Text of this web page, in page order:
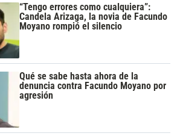
“Tengo errores como cualquiera”:
Candela Arizaga, la novia de Facundo
Moyano rompió el silencio
Qué se sabe hasta ahora de la
denuncia contra Facundo Moyano por
agresión